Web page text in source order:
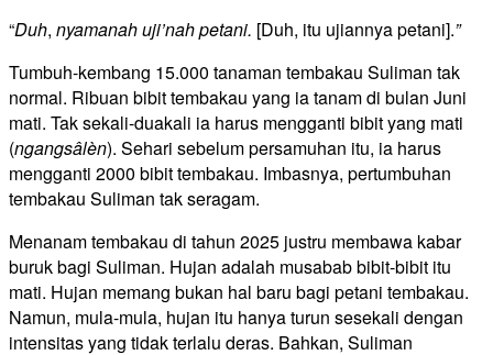
“Duh, nyamanah uji’nah petani. [Duh, itu ujiannya petani].”
Tumbuh-kembang 15.000 tanaman tembakau Suliman tak
normal. Ribuan bibit tembakau yang ia tanam di bulan Juni
mati. Tak sekali-duakali ia harus mengganti bibit yang mati
(ngangsâlèn). Sehari sebelum persamuhan itu, ia harus
mengganti 2000 bibit tembakau. Imbasnya, pertumbuhan
tembakau Suliman tak seragam.
Menanam tembakau di tahun 2025 justru membawa kabar
buruk bagi Suliman. Hujan adalah musabab bibit-bibit itu
mati. Hujan memang bukan hal baru bagi petani tembakau.
Namun, mula-mula, hujan itu hanya turun sesekali dengan
intensitas yang tidak terlalu deras. Bahkan, Suliman